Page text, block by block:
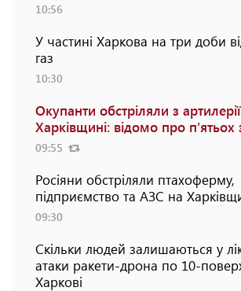
10:56
У частині Харкова на три доби
газ
10:30
Окупанти обстріляли з
Харківщині: відомо про п’ятьох
09:55
Росіяни обстріляли птахоферму,
підприємство та АЗС на
09:30
Скільки людей залишаються у
атаки ракети-дрона по 10-
Харкові